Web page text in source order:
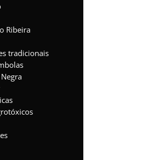
Ribeira
tradicionais